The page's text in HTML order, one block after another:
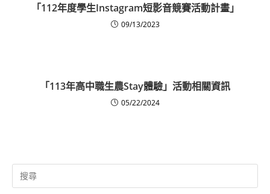
「112年度學生Instagram短影音競賽活動計畫」
09/13/2023
「113年高中職生農Stay體驗」活動相關資訊
05/22/2024
Search
for: